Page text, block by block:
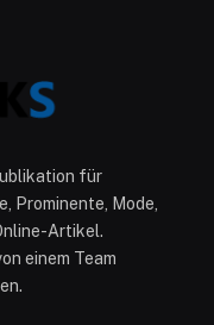
für
Prominente, Mode,
Artikel.
einem Team